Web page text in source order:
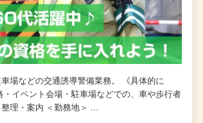
場などの交通誘導警備業務。 《具体的に
イベント会場・駐車場などでの、車や歩行者
理・案内 ＜勤務地＞ …